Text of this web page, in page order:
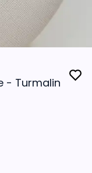
- Turmalin